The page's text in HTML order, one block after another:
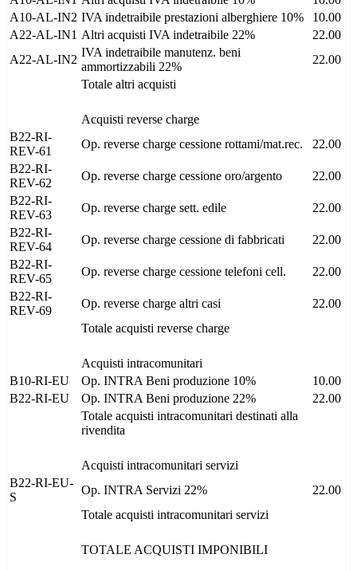
A10-AL-IN2 IVA indetraibile prestazioni alberghiere 10%
10.00
A22-AL-IN1 Altri acquisti IVA indetraibile 22%
22.00
A22-AL-IN2
IVA indetraibile manutenz. beni
ammortizzabili 22%
22.00
Totale altri acquisti
Acquisti reverse charge
B22-RI-
REV-61
Op. reverse charge cessione rottami/mat.rec.
22.00
B22-RI-
REV-62
Op. reverse charge cessione oro/argento
22.00
B22-RI-
REV-63
Op. reverse charge sett. edile
22.00
B22-RI-
REV-64
Op. reverse charge cessione di fabbricati
22.00
B22-RI-
REV-65
Op. reverse charge cessione telefoni cell.
22.00
B22-RI-
REV-69
Op. reverse charge altri casi
22.00
Totale acquisti reverse charge
Acquisti intracomunitari
B10-RI-EU
Op. INTRA Beni produzione 10%
10.00
B22-RI-EU
Op. INTRA Beni produzione 22%
22.00
Totale acquisti intracomunitari destinati alla
rivendita
Acquisti intracomunitari servizi
B22-RI-EU-
S
Op. INTRA Servizi 22%
22.00
Totale acquisti intracomunitari servizi
TOTALE ACQUISTI IMPONIBILI